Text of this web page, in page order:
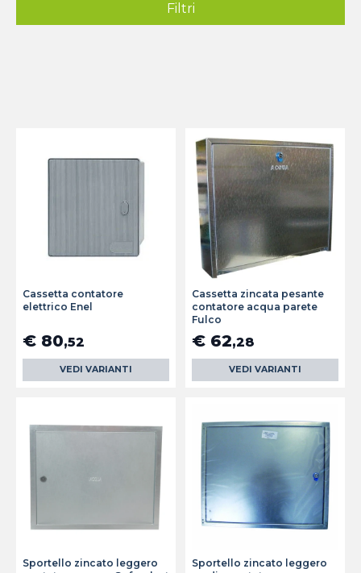
Filtri
Cassetta contatore
elettrico Enel
€ 80,52
VEDI VARIANTI
Cassetta zincata pesante
contatore acqua parete
Fulco
€ 62,28
VEDI VARIANTI
Sportello zincato leggero
Sportello zincato leggero